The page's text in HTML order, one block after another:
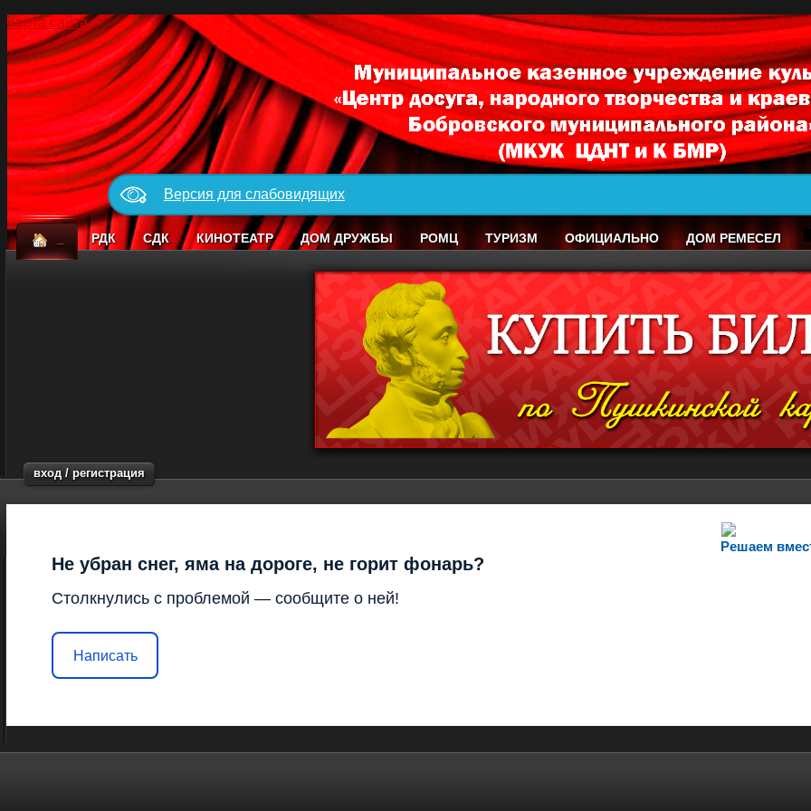
Карта сайта
Версия для слабовидящих
РДК СДК КИНОТЕАТР ДОМ ДРУЖБЫ РОМЦ ТУРИЗМ ОФИЦИАЛЬНО ДОМ РЕМЕСЕЛ
вход / регистрация
Решаем
Не убран снег, яма на дороге, не горит фонарь?
Столкнулись с проблемой — сообщите о ней!
Написать